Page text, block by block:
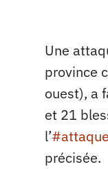
Une
province
ouest), a
et 21
l’#attaque
précisée.